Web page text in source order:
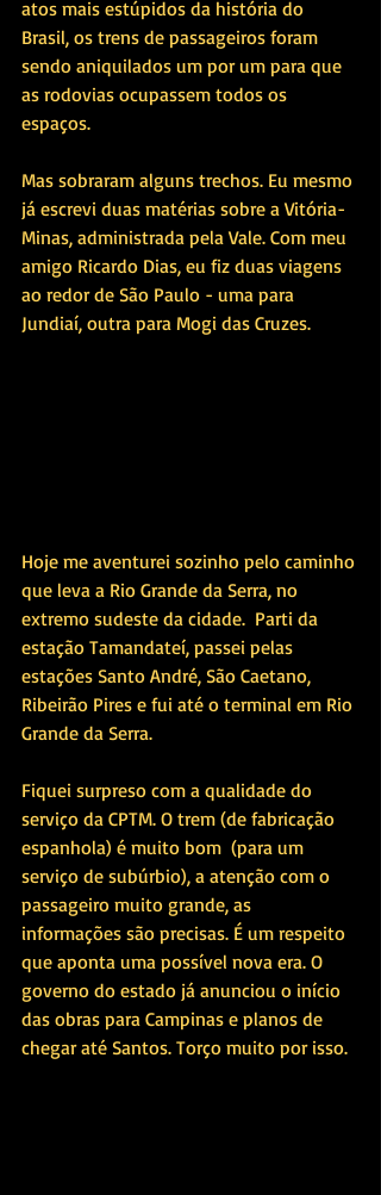
atos mais estúpidos da história do
Brasil, os trens de passageiros foram
sendo aniquilados um por um para que
as rodovias ocupassem todos os
espaços.
Mas sobraram alguns trechos. Eu mesmo
já escrevi duas matérias sobre a Vitória-
Minas, administrada pela Vale. Com meu
amigo Ricardo Dias, eu fiz duas viagens
ao redor de São Paulo - uma para
Jundiaí, outra para Mogi das Cruzes.
Hoje me aventurei sozinho pelo caminho
que leva a Rio Grande da Serra, no
extremo sudeste da cidade.  Parti da
estação Tamandateí, passei pelas
estações Santo André, São Caetano,
Ribeirão Pires e fui até o terminal em Rio
Grande da Serra.
Fiquei surpreso com a qualidade do
serviço da CPTM. O trem (de fabricação
espanhola) é muito bom  (para um
serviço de subúrbio), a atenção com o
passageiro muito grande, as
informações são precisas. É um respeito
que aponta uma possível nova era. O
governo do estado já anunciou o início
das obras para Campinas e planos de
chegar até Santos. Torço muito por isso.